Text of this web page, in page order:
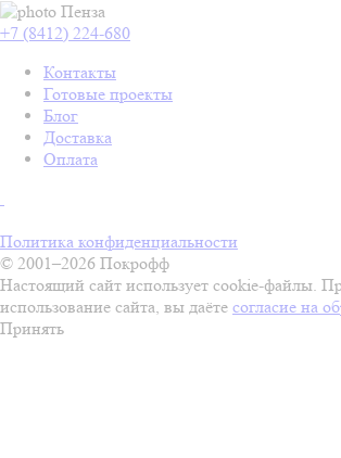
Пенза
+7 (8412) 224-680
Контакты
Готовые проекты
Блог
Доставка
Оплата
Политика конфиденциальности
© 2001–2026 Покрофф
Настоящий сайт использует cookie-файлы.
использование сайта, вы даёте согласие на
Принять